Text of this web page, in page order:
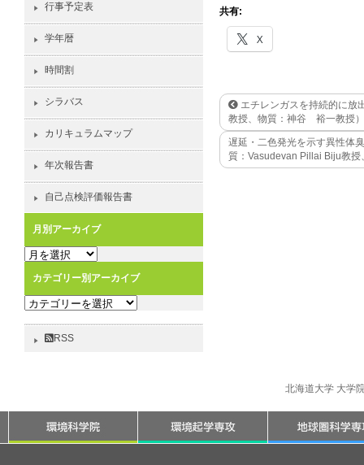
共有:
X
エチレンガスを持続的に
教授、物質：神谷 裕一教授）
遅延・二色発光を示す異性体
質：Vasudevan Pillai Biju教
行事予定表
学年暦
時間割
シラバス
カリキュラムマップ
年次報告書
自己点検評価報告書
月別アーカイブ
月
ー
カ
イ
カテゴリー別アーカイブ
カ
ゴ
カ
RSS
北海道大学 大学